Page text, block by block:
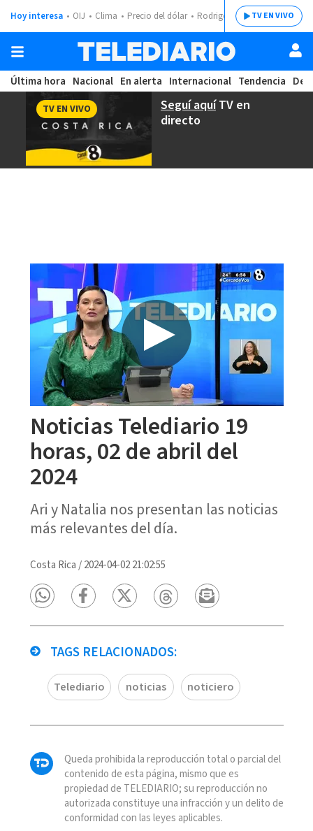
Hoy interesa OIJ Clima Precio del dólar Rodrigo ChavesTV EN VIVO
Última hora Nacional En alerta Internacional Tendencia
Seguí aquíTV en
directo
TV EN VIVO
Noticias Telediario 19
horas, 02 de abril del
2024
Ari y Natalia nos presentan las noticias
más relevantes del día.
Costa Rica /2024-04-02 21:02:55
TAGS RELACIONADOS:
Telediario noticias noticiero
Queda prohibida la reproducción total o parcial del
contenido de esta página, mismo que es
propiedad de TELEDIARIO; su reproducción no
autorizada constituye una infracción y un delito de
conformidad con las leyes aplicables.